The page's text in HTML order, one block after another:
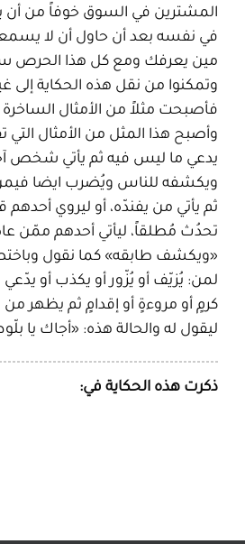
المشترين في السوق خوفاً من أن
في نفسه بعد أن حاول أن لا
مين يعرفك ومع كل هذا الحرص
وتمكنوا من نقل هذه الحكاية إلى
فأصبحت مثلاً من الأمثال
وأصبح هذا المثل من الأمثال
يدعي ما ليس فيه ثم يأتي شخص
ويكشفه للناس ويُضرب ايضا فيمن
ثم يأتي من يفندّه، أو ليروي
تحدُث مُطلقاً، ليأتي أحدهم ممّن
«ويكشف طابقه» كما نقول
لمن: يُزيّف أو يُزّور أو يكذب أو
كرمٍ أو مروءةٍ أو إقدامٍ ثم يظهر
ليقول له والحالة هذه: «أجاك يا
ذكرت هذه الحكاية في: